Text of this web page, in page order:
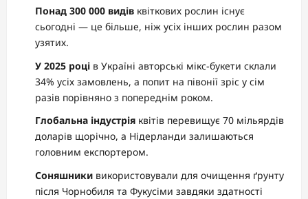
Понад 300 000 видів квіткових рослин існує
сьогодні — це більше, ніж усіх інших рослин разом
узятих.
У 2025 році в Україні авторські мікс-букети склали
34% усіх замовлень, а попит на півонії зріс у сім
разів порівняно з попереднім роком.
Глобальна індустрія квітів перевищує 70 мільярдів
доларів щорічно, а Нідерланди залишаються
головним експортером.
Соняшники використовували для очищення ґрунту
після Чорнобиля та Фукусіми завдяки здатності